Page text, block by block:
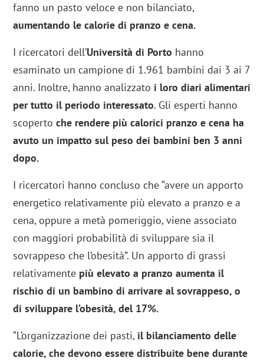
fanno un pasto veloce e non bilanciato,
aumentando le calorie di pranzo e cena.
I ricercatori dell’Università di Porto hanno
esaminato un campione di 1.961 bambini dai 3 ai 7
anni. Inoltre, hanno analizzato i loro diari alimentari
per tutto il periodo interessato. Gli esperti hanno
scoperto che rendere più calorici pranzo e cena ha
avuto un impatto sul peso dei bambini ben 3 anni
dopo.
I ricercatori hanno concluso che “avere un apporto
energetico relativamente più elevato a pranzo e a
cena, oppure a metà pomeriggio, viene associato
con maggiori probabilità di sviluppare sia il
sovrappeso che l’obesità”. Un apporto di grassi
relativamente più elevato a pranzo aumenta il
rischio di un bambino di arrivare al sovrappeso, o
di sviluppare l’obesità, del 17%.
“L’organizzazione dei pasti, il bilanciamento delle
calorie, che devono essere distribuite bene durante